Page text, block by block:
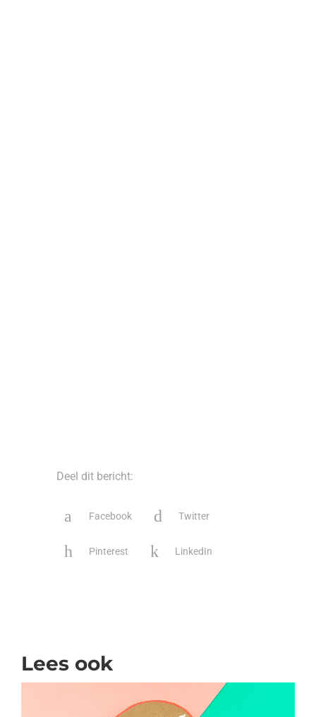
Deel dit bericht:
Facebook Twitter
Pinterest LinkedIn
Lees ook